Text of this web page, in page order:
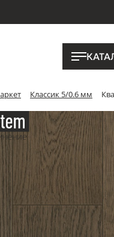
Классик 5/0.6 мм